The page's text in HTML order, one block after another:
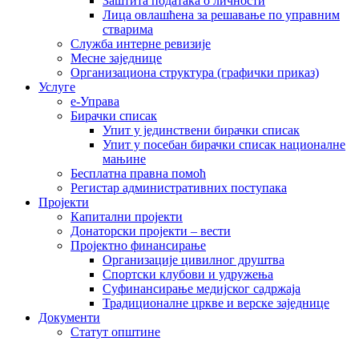
Лица овлашћена за решавање по управним
стварима
Служба интерне ревизије
Месне заједнице
Организациона структура (графички приказ)
Услуге
е-Управа
Бирачки списак
Упит у јединствени бирачки списак
Упит у посебан бирачки списак националне
мањине
Бесплатна правна помоћ
Регистар административних поступака
Пројекти
Капитални пројекти
Донаторски пројекти – вести
Пројектно финансирање
Организације цивилног друштва
Спортски клубови и удружења
Суфинансирање медијског садржаја
Традиционалне цркве и верске заједнице
Документи
Статут општине